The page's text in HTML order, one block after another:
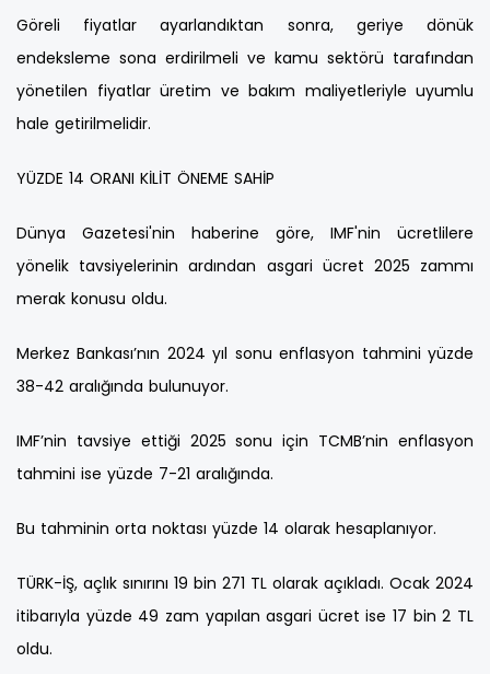
Göreli fiyatlar ayarlandıktan sonra, geriye dönük
endeksleme sona erdirilmeli ve kamu sektörü tarafından
yönetilen fiyatlar üretim ve bakım maliyetleriyle uyumlu
hale getirilmelidir.
YÜZDE 14 ORANI KİLİT ÖNEME SAHİP
Dünya Gazetesi'nin haberine göre, IMF'nin ücretlilere
yönelik tavsiyelerinin ardından asgari ücret 2025 zammı
merak konusu oldu.
Merkez Bankası’nın 2024 yıl sonu enflasyon tahmini yüzde
38-42 aralığında bulunuyor.
IMF’nin tavsiye ettiği 2025 sonu için TCMB’nin enflasyon
tahmini ise yüzde 7-21 aralığında.
Bu tahminin orta noktası yüzde 14 olarak hesaplanıyor.
TÜRK-İŞ, açlık sınırını 19 bin 271 TL olarak açıkladı. Ocak 2024
itibarıyla yüzde 49 zam yapılan asgari ücret ise 17 bin 2 TL
oldu.